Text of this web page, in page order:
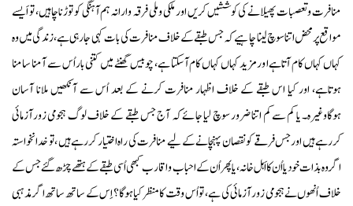
منافرت وتعصبات پھیلانے کی کوششیں کریں اور ملکی وملی فرقہ وارانہ ہم آہنگی کو توڑناچاہیں، تو اَیسے
مواقع پرمحض اتنا سوچ لینا چاہیے کہ جس طبقے کے خلاف منافرت کی بات کہی جارہی ہے، زندگی میں وہ
کہاں کہاں کام آتا ہےا ور مزید کہاں کہاں کام آسکتا ہے، چوبیس گھنٹے میں کتنی باراُس سے آمنا سامنا
ہوتاہے، اور کیا اس طبقے کے خلاف اظہار منافرت کرنے کے بعد اُس سے آنکھیں ملانا آسان
ہوگاوغیرہ۔ یا کم سے کم اتنا ضرور سوچ لیا جائےکہ آج جس طبقے کے خلاف لوگ ہجومی زورآزمائی
کررہے ہیں اورجس فرقے کو نقصان پہنچانے کےلیے منافرت کی راہ اختیار کررہے ہیں ، تو خدا نخواستہ
اگروہ بذات خود یا اُن کا اَہل خانہ، یاپھراُن کے احباب واقارب کبھی اُسی طبقے کے ہتھے چڑھ گئے جس کے
خلاف اُنھوں نےہجومی زورآزمائی کی ہے، تو اُس وقت کامنظرکیا ہوگا؟ اِس کے ساتھ ساتھ اگر مذہبی